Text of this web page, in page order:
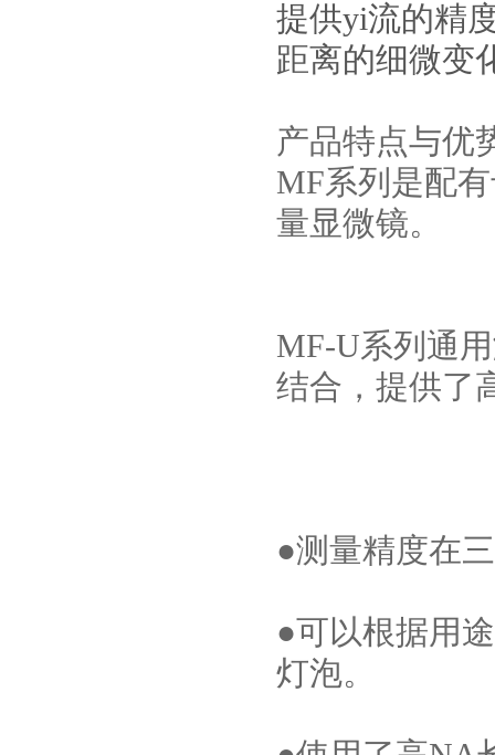
提供yi流的精
距离的细微变
产品特点与优
MF系列是配
量显微镜。
MF-U系列通
结合，提供了
●测量精度在
●可以根据用
灯泡。